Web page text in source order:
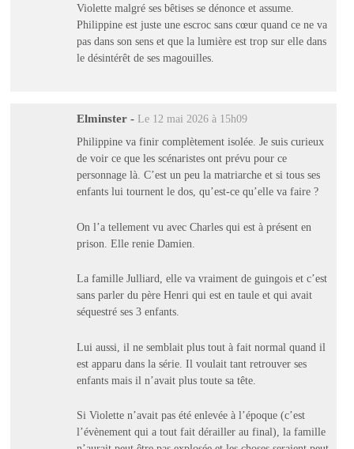
Violette malgré ses bêtises se dénonce et assume.
Philippine est juste une escroc sans cœur quand ce ne va
pas dans son sens et que la lumière est trop sur elle dans
le désintérêt de ses magouilles.
Elminster - Le 12 mai 2026 à 15h09
Philippine va finir complètement isolée. Je suis curieux
de voir ce que les scénaristes ont prévu pour ce
personnage là. C’est un peu la matriarche et si tous ses
enfants lui tournent le dos, qu’est-ce qu’elle va faire ?
On l’a tellement vu avec Charles qui est à présent en
prison. Elle renie Damien.
La famille Julliard, elle va vraiment de guingois et c’est
sans parler du père Henri qui est en taule et qui avait
séquestré ses 3 enfants.
Lui aussi, il ne semblait plus tout à fait normal quand il
est apparu dans la série. Il voulait tant retrouver ses
enfants mais il n’avait plus toute sa tête.
Si Violette n’avait pas été enlevée à l’époque (c’est
l’évènement qui a tout fait dérailler au final), la famille